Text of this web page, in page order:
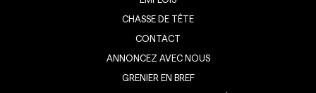
CHASSE DE TÊTE
CONTACT
ANNONCEZ AVEC NOUS
GRENIER EN BREF